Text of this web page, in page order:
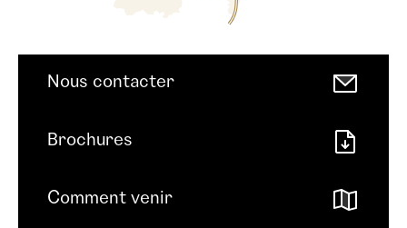
Nous contacter
Brochures
Comment venir